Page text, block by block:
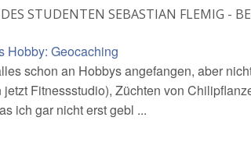
STUDENTEN SEBASTIAN FLEMIG -
Hobby: Geocaching
schon an Hobbys angefangen, aber
Fitnessstudio), Züchten von
ich gar nicht erst gebl ...